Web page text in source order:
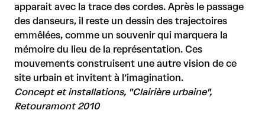
apparait avec la trace des cordes. Après le passage
des danseurs, il reste un dessin des trajectoires
emmêlées, comme un souvenir qui marquera la
mémoire du lieu de la représentation. Ces
mouvements construisent une autre vision de ce
site urbain et invitent à l’imagination.
Concept et installations, "Clairière urbaine",
Retouramont 2010